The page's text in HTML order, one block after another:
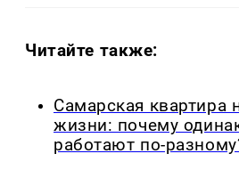
Читайте также:
Самарская квартира
жизни: почему
работают по-